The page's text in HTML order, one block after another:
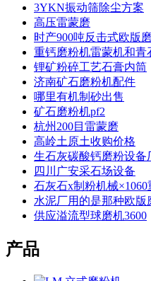
3YKN振动筛除尘方案
高压雷蒙磨
时产900吨反击式欧版
重钙磨粉机雷蒙机和青
锂矿粉碎工艺石膏内筒
济南矿石磨粉机配件
哪里有机制砂出售
矿石磨粉机pf2
杭州200目雷蒙磨
高岭土原土收购价格
生石灰碳酸钙磨粉设备
四川广安采石场设备
石灰石x制粉机械
水泥厂用的是那种欧版
供应溢流型球磨机3600
产品